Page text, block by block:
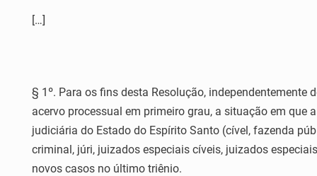
[…]
§ 1º. Para os fins desta Resolução,
acervo processual em primeiro grau, a situação em
judiciária do Estado do Espírito Santo (cível, fazenda
criminal, júri, juizados especiais cíveis, juizados
novos casos no último triênio.